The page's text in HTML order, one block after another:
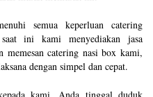
semua keperluan catering
ini kami menyediakan jasa
memesan catering nasi box kami,
dengan simpel dan cepat.